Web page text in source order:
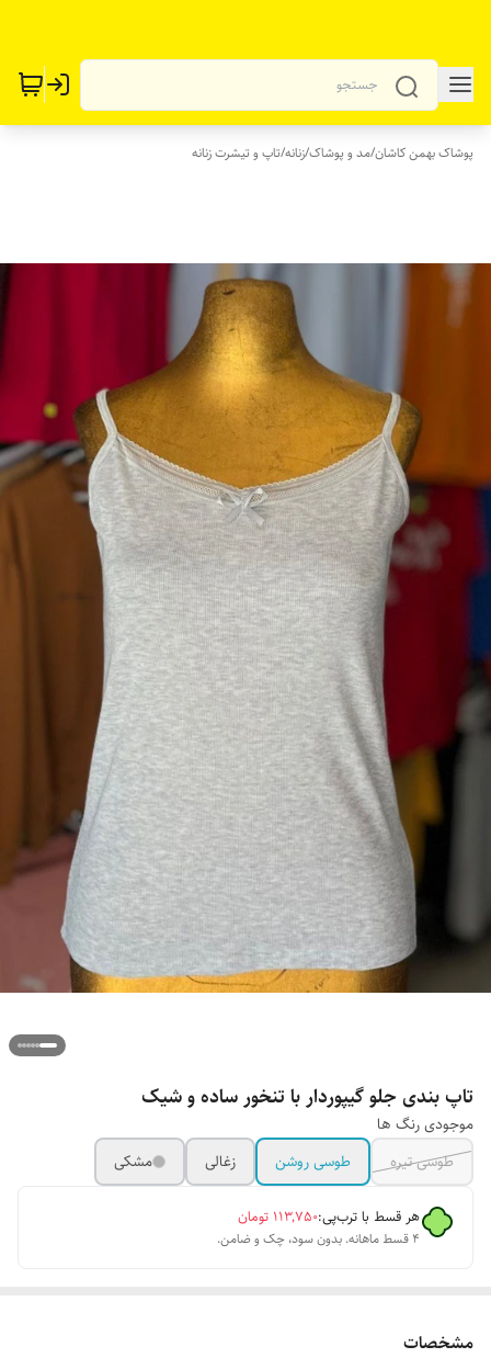
پوشاک بهمن کاشان/مد و پوشاک/زنانه/تاپ و تیشرت زنانه
تاپ بندی جلو گیپوردار با تنخور ساده و شیک
موجودی رنگ ها
طوسی تیره
طوسی روشن زغالی مشکی
هر قسط با ترب‌پی:۱۱۳٬۷۵۰ تومان
۴ قسط ماهانه. بدون سود، چک و ضامن.
مشخصات